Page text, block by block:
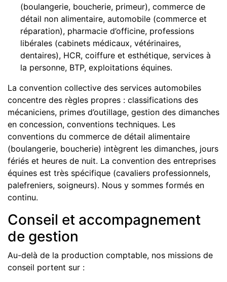
(boulangerie, boucherie, primeur), commerce de
détail non alimentaire, automobile (commerce et
réparation), pharmacie d’officine, professions
libérales (cabinets médicaux, vétérinaires,
dentaires), HCR, coiffure et esthétique, services à
la personne, BTP, exploitations équines.
La convention collective des services automobiles
concentre des règles propres : classifications des
mécaniciens, primes d’outillage, gestion des dimanches
en concession, conventions techniques. Les
conventions du commerce de détail alimentaire
(boulangerie, boucherie) intègrent les dimanches, jours
fériés et heures de nuit. La convention des entreprises
équines est très spécifique (cavaliers professionnels,
palefreniers, soigneurs). Nous y sommes formés en
continu.
Conseil et accompagnement
de gestion
Au-delà de la production comptable, nos missions de
conseil portent sur :